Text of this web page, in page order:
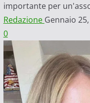
importante per
Redazione Gennaio
0